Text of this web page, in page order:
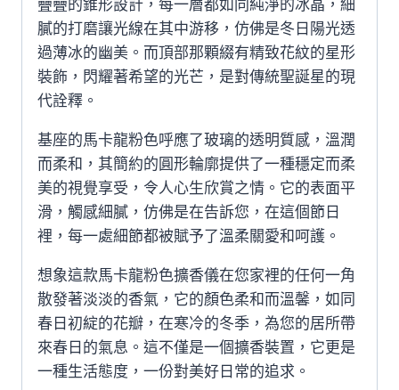
疊疊的錐形設計，每一層都如同純淨的冰晶，細
膩的打磨讓光線在其中游移，仿佛是冬日陽光透
過薄冰的幽美。而頂部那顆綴有精致花紋的星形
裝飾，閃耀著希望的光芒，是對傳統聖誕星的現
代詮釋。
基座的馬卡龍粉色呼應了玻璃的透明質感，溫潤
而柔和，其簡約的圓形輪廓提供了一種穩定而柔
美的視覺享受，令人心生欣賞之情。它的表面平
滑，觸感細膩，仿佛是在告訴您，在這個節日
裡，每一處細節都被賦予了溫柔關愛和呵護。
想象這款馬卡龍粉色擴香儀在您家裡的任何一角
散發著淡淡的香氣，它的顏色柔和而溫馨，如同
春日初綻的花瓣，在寒冷的冬季，為您的居所帶
來春日的氣息。這不僅是一個擴香裝置，它更是
一種生活態度，一份對美好日常的追求。